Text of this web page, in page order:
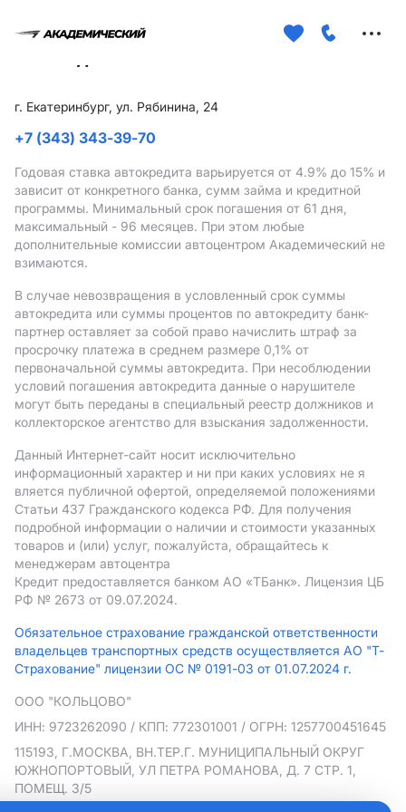
г. Екатеринбург, ул. Рябинина, 24
+7 (343) 343-39-70
Годовая ставка автокредита варьируется от 4.9% до 15% и
зависит от конкретного банка, сумм займа и кредитной
программы. Минимальный срок погашения от 61 дня,
максимальный - 96 месяцев. При этом любые
дополнительные комиссии автоцентром Академический не
взимаются.
В случае невозвращения в условленный срок суммы
автокредита или суммы процентов по автокредиту банк-
партнер оставляет за собой право начислить штраф за
просрочку платежа в среднем размере 0,1% от
первоначальной суммы автокредита. При несоблюдении
условий погашения автокредита данные о нарушителе
могут быть переданы в специальный реестр должников и
коллекторское агентство для взыскания задолженности.
Данный Интернет-сайт носит исключительно
информационный характер и ни при каких условиях не я
вляется публичной офертой, определяемой положениями
Статьи 437 Гражданского кодекса РФ. Для получения
подробной информации о наличии и стоимости указанных
товаров и (или) услуг, пожалуйста, обращайтесь к
менеджерам автоцентра
Кредит предоставляется банком АO «ТБанк». Лицензия ЦБ
РФ № 2673 от 09.07.2024.
Обязательное страхование гражданской ответственности
владельцев транспортных средств осуществляется АО "Т-
Страхование" лицензии ОС № 0191-03 от 01.07.2024 г.
ООО "КОЛЬЦОВО"
ИНН: 9723262090 / КПП: 772301001 / ОГРН: 1257700451645
115193, Г.МОСКВА, ВН.ТЕР.Г. МУНИЦИПАЛЬНЫЙ ОКРУГ
ЮЖНОПОРТОВЫЙ, УЛ ПЕТРА РОМАНОВА, Д. 7 СТР. 1,
ПОМЕЩ. 3/5